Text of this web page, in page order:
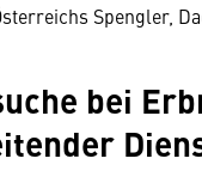
Spengler,
bei